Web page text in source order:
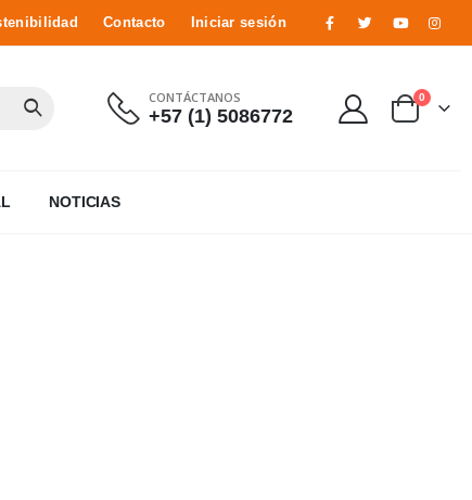
Contacto Iniciar sesión
CONTÁCTANOS
+57 (1) 5086772
0
NOTICIAS